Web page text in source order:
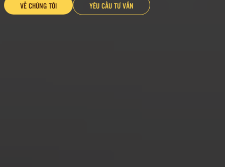
VỀ CHÚNG TÔI YÊU CẦU TƯ VẤN